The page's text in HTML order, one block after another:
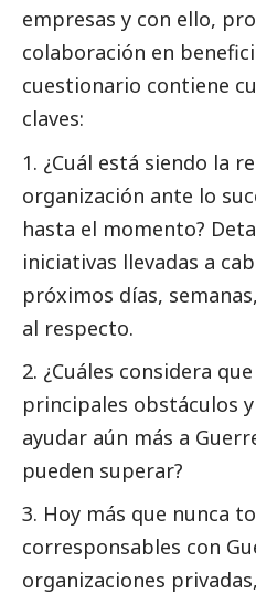
empresas y con ello,
colaboración en
cuestionario contiene
claves:
¿Cuál está siendo la
organización ante lo
hasta el momento?
iniciativas llevadas a
próximos días,
al respecto.
¿Cuáles considera
principales obstáculos
ayudar aún más a
pueden superar?
Hoy más que nunca
corresponsables con
organizaciones